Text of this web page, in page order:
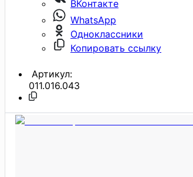
ВКонтакте
WhatsApp
Одноклассники
Копировать ссылку
Артикул:
011.016.043